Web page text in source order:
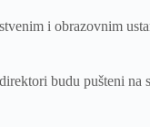
i obrazovnim
budu pušteni na